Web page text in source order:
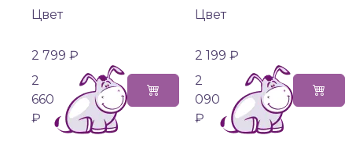
Цвет
2 799 ₽
2
660
₽
Цвет
2 199 ₽
2
090
₽